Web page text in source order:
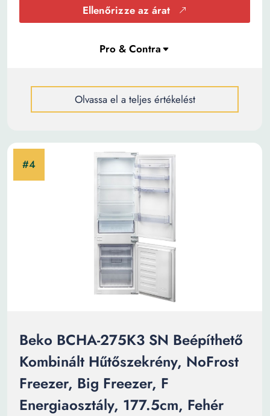
Ellenőrizze az árat
Olvassa el a teljes értékelést
Beko BCHA-275K3 SN Beépíthető
Kombinált Hűtőszekrény, NoFrost
Freezer, Big Freezer, F
Energiaosztály, 177.5cm, Fehér